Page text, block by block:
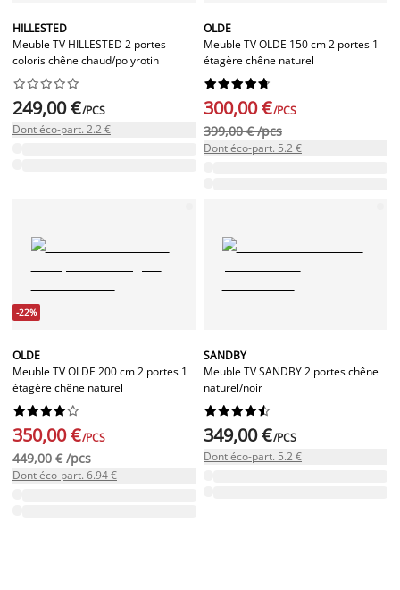
HILLESTED
Meuble TV HILLESTED 2 portes
coloris chêne chaud/polyrotin






249,00 €/PCS
Dont éco-part. 2.2 €
OLDE
Meuble TV OLDE 150 cm 2 portes 1
étagère chêne naturel






300,00 €/PCS
399,00 € /pcs
Dont éco-part. 5.2 €
-22%
OLDE
Meuble TV OLDE 200 cm 2 portes 1
étagère chêne naturel






350,00 €/PCS
449,00 € /pcs
Dont éco-part. 6.94 €
SANDBY
Meuble TV SANDBY 2 portes chêne
naturel/noir






349,00 €/PCS
Dont éco-part. 5.2 €